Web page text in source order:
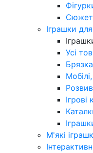
Іграшки
Усі
М'які